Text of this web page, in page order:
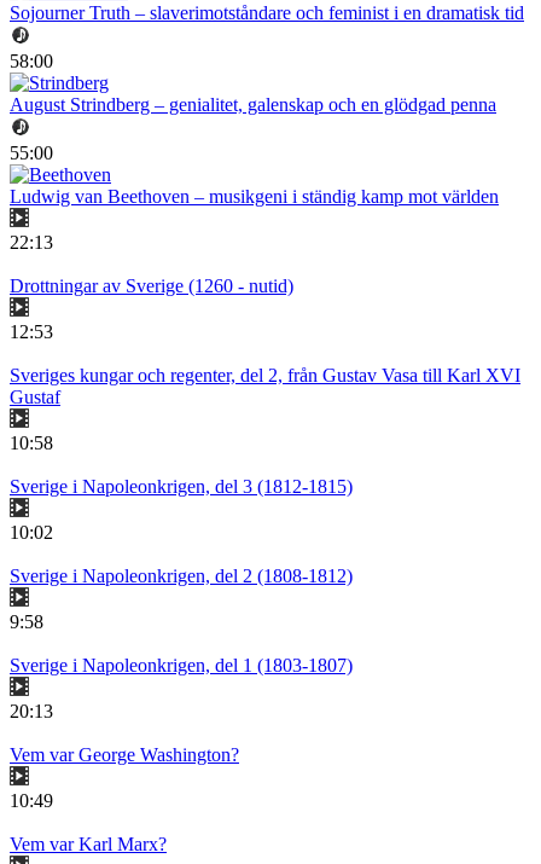
Sojourner Truth – slaverimotståndare och feminist i en dramatisk tid
58:00
August Strindberg – genialitet, galenskap och en glödgad penna
55:00
Ludwig van Beethoven – musikgeni i ständig kamp mot världen
22:13
Drottningar av Sverige (1260 - nutid)
12:53
Sveriges kungar och regenter, del 2, från Gustav Vasa till Karl XVI
Gustaf
10:58
Sverige i Napoleonkrigen, del 3 (1812-1815)
10:02
Sverige i Napoleonkrigen, del 2 (1808-1812)
9:58
Sverige i Napoleonkrigen, del 1 (1803-1807)
20:13
Vem var George Washington?
10:49
Vem var Karl Marx?